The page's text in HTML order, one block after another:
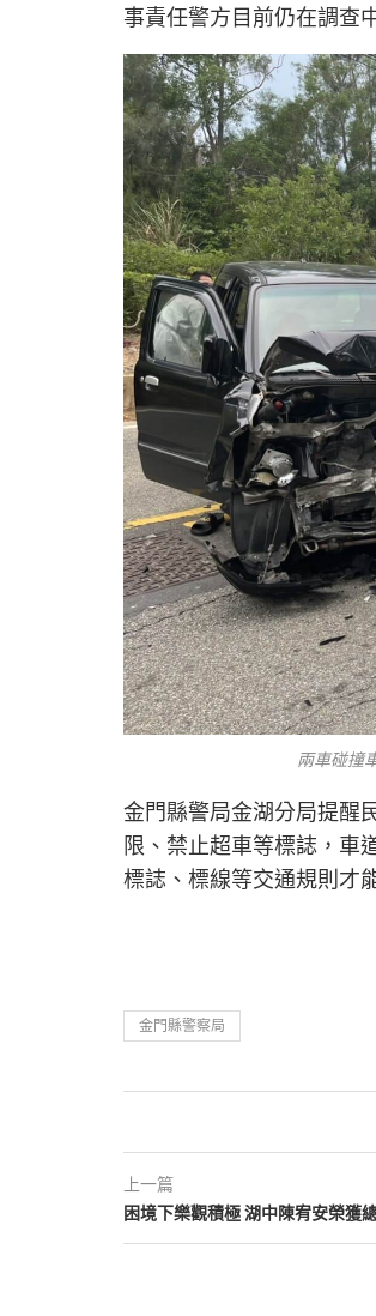
事責任警方目前仍在調查
兩車碰撞
金門縣警局金湖分局提醒
限、禁止超車等標誌，車
標誌、標線等交通規則才
金門縣警察局
上一篇
困境下樂觀積極 湖中陳宥安榮獲